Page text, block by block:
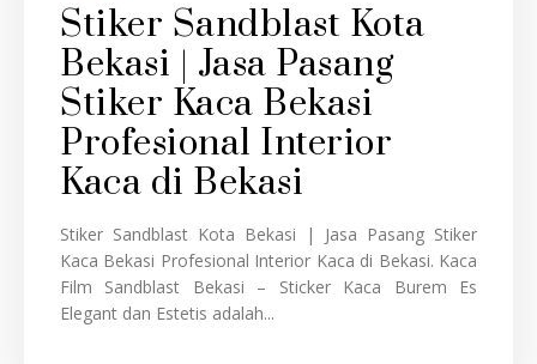
Stiker Sandblast Kota
Bekasi | Jasa Pasang
Stiker Kaca Bekasi
Profesional Interior
Kaca di Bekasi
Stiker Sandblast Kota Bekasi | Jasa Pasang Stiker
Kaca Bekasi Profesional Interior Kaca di Bekasi. Kaca
Film Sandblast Bekasi – Sticker Kaca Burem Es
Elegant dan Estetis adalah...